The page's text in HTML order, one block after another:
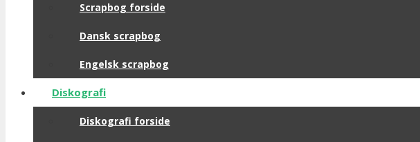
Scrapbog forside
Dansk scrapbog
Engelsk scrapbog
Diskografi
Diskografi forside